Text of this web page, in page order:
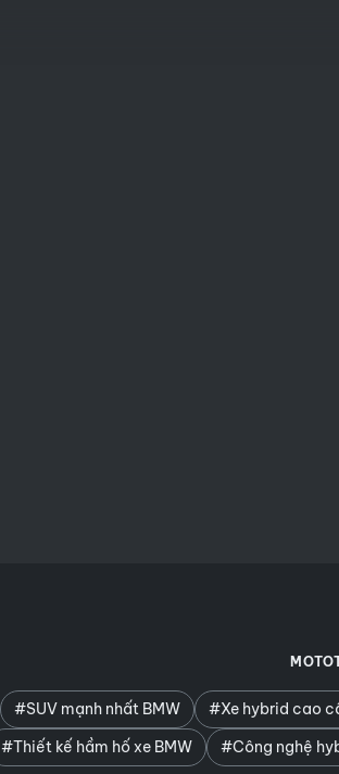
#SUV mạnh nhất BMW
#Xe hybrid cao
#Thiết kế hầm hố xe BMW #Công nghệ